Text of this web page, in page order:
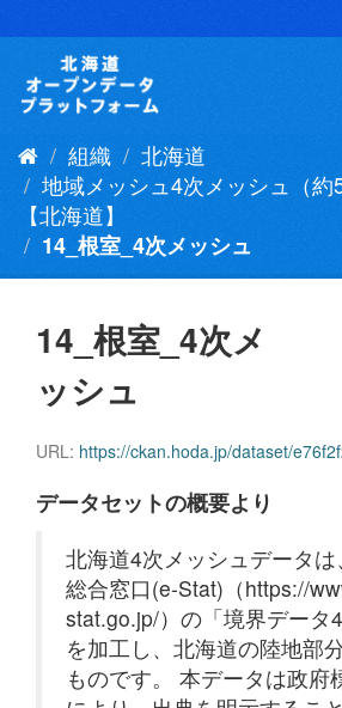
キ
組織
北海道
地域メッシュ4次メッシュ（
【北海道】
14_根室_4次メッシュ
14_根室_4次メ
ッシュ
URL: https://ckan.hoda.jp/dataset/e76f2f29-cb12-4f08-ac4f-19e6aeb19feb/resource/ce55f430-c446-4fbe-
データセットの概要より
北海道4次メッシュデータ
総合窓口(e-Stat)（https://
stat.go.jp/）の「境界データ
を加工し、北海道の陸地部
ものです。 本データは政府